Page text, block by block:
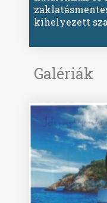
kihelyezett
Galériák